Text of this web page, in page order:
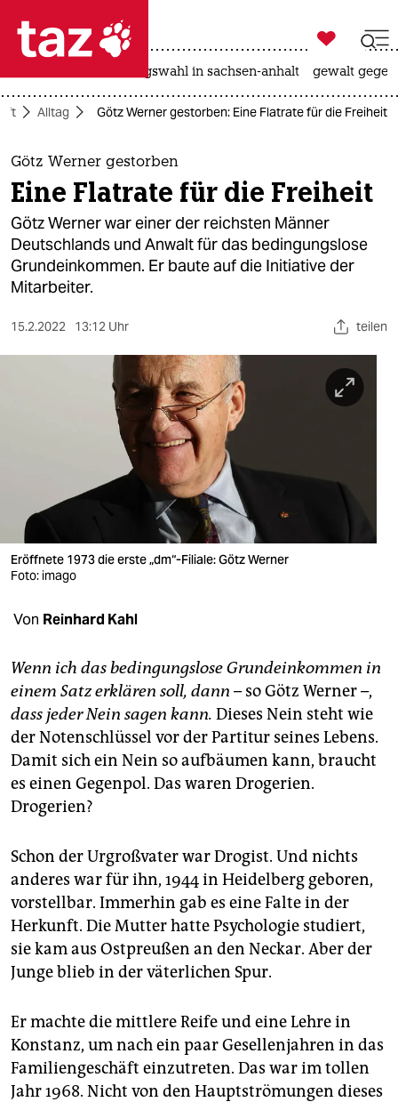
 taz zahl ich
taz zahl ich
themen
politik
öko
gesellschaft
kultur
sport
verlag
verlag
shop
fragen & hilfe
unterstützen
abo
genossenschaft
epaper login

taz zahl ich
landtagswahl in sachsen-anhalt gewalt
Alltag Götz Werner gestorben: Eine Flatrate für die Freiheit
Götz Werner gestorben
Eine Flatrate für die Freiheit
Götz Werner war einer der reichsten Männer
Deutschlands und Anwalt für das bedingungslose
Grundeinkommen. Er baute auf die Initiative der
Mitarbeiter.
15.2.2022 13:12 Uhr teilen
Eröffnete 1973 die erste „dm“-Filiale: Götz Werner
Foto: imago
Von Reinhard Kahl
Wenn ich das bedingungslose Grundeinkommen in
einem Satz erklären soll, dann – so Götz Werner –,
dass jeder Nein sagen kann. Dieses Nein steht wie
der Notenschlüssel vor der Partitur seines Lebens.
Damit sich ein Nein so aufbäumen kann, braucht
es einen Gegenpol. Das waren Drogerien.
Drogerien?
Schon der Urgroßvater war Drogist. Und nichts
anderes war für ihn, 1944 in Heidelberg geboren,
vorstellbar. Immerhin gab es eine Falte in der
Herkunft. Die Mutter hatte Psychologie studiert,
sie kam aus Ostpreußen an den Neckar. Aber der
Junge blieb in der väterlichen Spur.
Er machte die mittlere Reife und eine Lehre in
Konstanz, um nach ein paar Gesellenjahren in das
Familiengeschäft einzutreten. Das war im tollen
Jahr 1968. Nicht von den Hauptströmungen dieses